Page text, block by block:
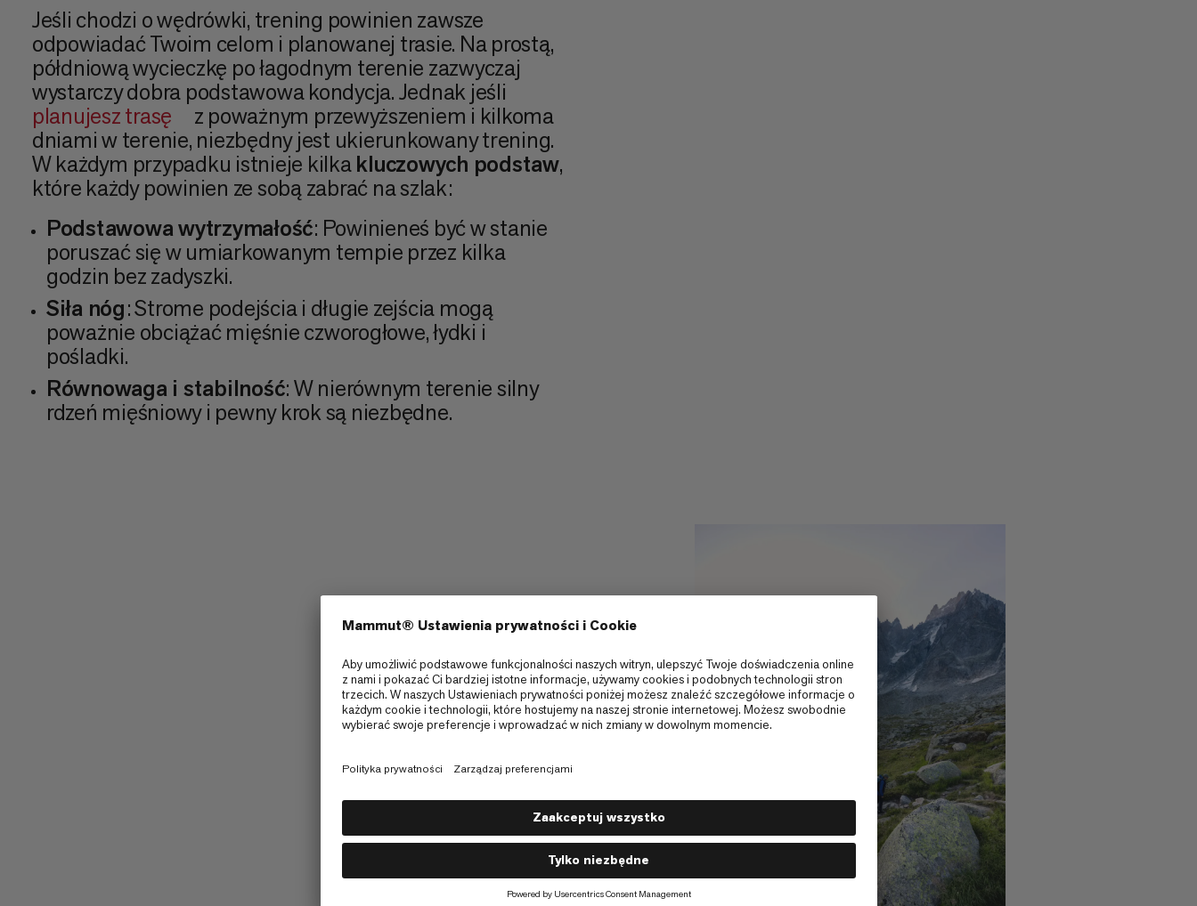
Jeśli chodzi o wędrówki, trening powinien zawsze
odpowiadać Twoim celom i planowanej trasie. Na prostą,
półdniową wycieczkę po łagodnym terenie zazwyczaj
wystarczy dobra podstawowa kondycja. Jednak jeśli
planujesz trasę
z poważnym przewyższeniem i kilkoma
dniami w terenie, niezbędny jest ukierunkowany trening.
W każdym przypadku istnieje kilkakluczowych podstaw,
które każdy powinien ze sobą zabrać na szlak:
Podstawowa wytrzymałość: Powinieneś być w stanie
poruszać się w umiarkowanym tempie przez kilka
godzin bez zadyszki.
Siła nóg: Strome podejścia i długie zejścia mogą
poważnie obciążać mięśnie czworogłowe, łydki i
pośladki.
Równowaga i stabilność: W nierównym terenie silny
rdzeń mięśniowy i pewny krok są niezbędne.